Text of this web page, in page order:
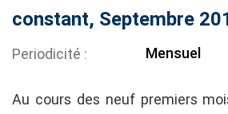
constant, Septembre
Periodicité Mensuel
Au cours des neuf premiers